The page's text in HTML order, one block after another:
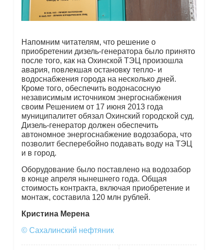
Напомним читателям, что решение о
приобретении дизель-генератора было принято
после того, как на Охинской ТЭЦ произошла
авария, повлекшая остановку тепло- и
водоснабжения города на несколько дней.
Кроме того, обеспечить водонасосную
независимым источником энергоснабжения
своим Решением от 17 июня 2013 года
муниципалитет обязал Охинский городской суд.
Дизель-генератор должен обеспечить
автономное энергоснабжение водозабора, что
позволит бесперебойно подавать воду на ТЭЦ
и в город.
Оборудование было поставлено на водозабор
в конце апреля нынешнего года. Общая
стоимость контракта, включая приобретение и
монтаж, составила 120 млн рублей.
Кристина Мерена
© Сахалинский нефтяник